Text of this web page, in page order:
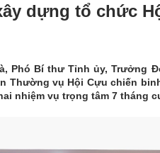
dựng tổ chức
Phó Bí thư Tỉnh ủy, Trưởng
Thường vụ Hội Cựu chiến
nhiệm vụ trọng tâm 7 tháng